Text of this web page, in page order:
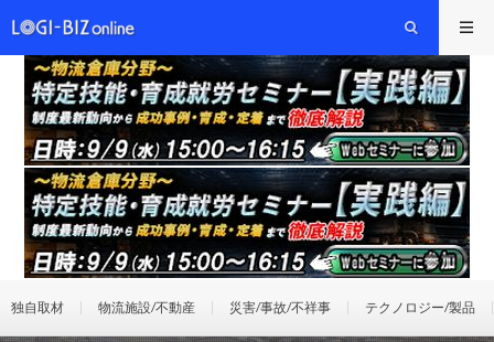
独自取材 物流施設/不動産 災害/事故/不祥事 テクノロジー/製品